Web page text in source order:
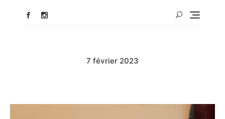
7 février 2023